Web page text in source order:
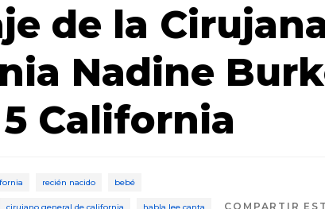
de la
Nadine
California
recién nacido bebé
cirujano general de california habla lee canta COMPARTIR